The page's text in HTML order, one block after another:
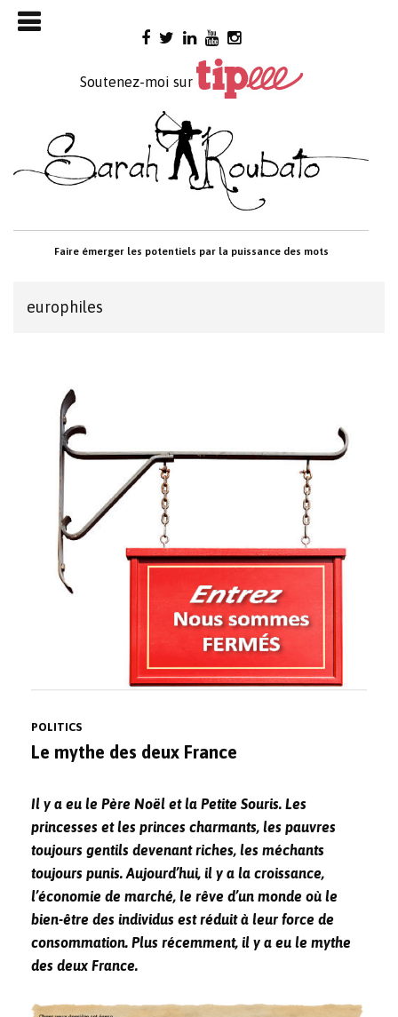
Skip
to
Soutenez-moi sur
Faire émerger les potentiels par la puissance des mots

europhiles
POLITICS
Le mythe des deux France
Il y a eu le Père Noël et la Petite Souris. Les
princesses et les princes charmants, les pauvres
toujours gentils devenant riches, les méchants
toujours punis. Aujourd’hui, il y a la croissance,
l’économie de marché, le rêve d’un monde où le
bien-être des individus est réduit à leur force de
consommation. Plus récemment, il y a eu le mythe
des deux France.